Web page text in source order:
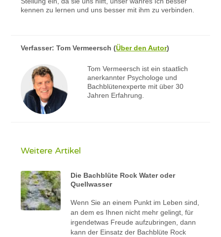
kennen zu lernen und uns besser mit ihm zu verbinden.
Verfasser:Tom Vermeersch (Über den Autor)
Tom Vermeersch ist ein staatlich
anerkannter Psychologe und
Bachblütenexperte mit über 30
Jahren Erfahrung.
Weitere Artikel
Die Bachblüte Rock Water oder
Quellwasser
Wenn Sie an einem Punkt im Leben sind,
an dem es Ihnen nicht mehr gelingt, für
irgendetwas Freude aufzubringen, dann
kann der Einsatz der Bachblüte Rock